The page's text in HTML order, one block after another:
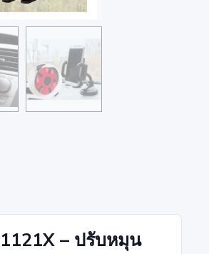
– ปรับหมุน